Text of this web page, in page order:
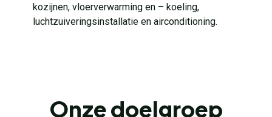
kozijnen, vloerverwarming en – koeling,
luchtzuiveringsinstallatie en airconditioning.
Onze doelgroep